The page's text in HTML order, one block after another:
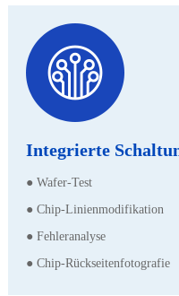
Integrierte
● Wafer-Test
● Chip-Linienmodifikation
● Fehleranalyse
● Chip-Rückseitenfotografie